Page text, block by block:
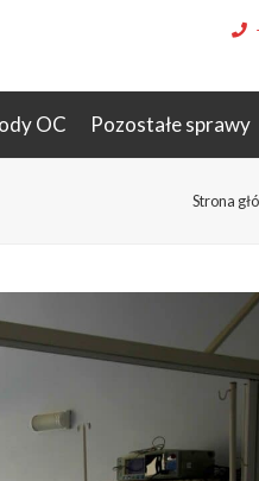
OC Pozostałe sprawy
Strona